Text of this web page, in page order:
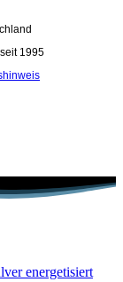
1995